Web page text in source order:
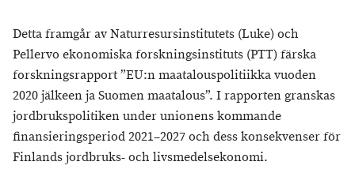
Detta framgår av Naturresursinstitutets (Luke) och
Pellervo ekonomiska forskningsinstituts (PTT) färska
forskningsrapport ”EU:n maatalouspolitiikka vuoden
2020 jälkeen ja Suomen maatalous”. I rapporten granskas
jordbrukspolitiken under unionens kommande
finansieringsperiod 2021–2027 och dess konsekvenser för
Finlands jordbruks- och livsmedelsekonomi.